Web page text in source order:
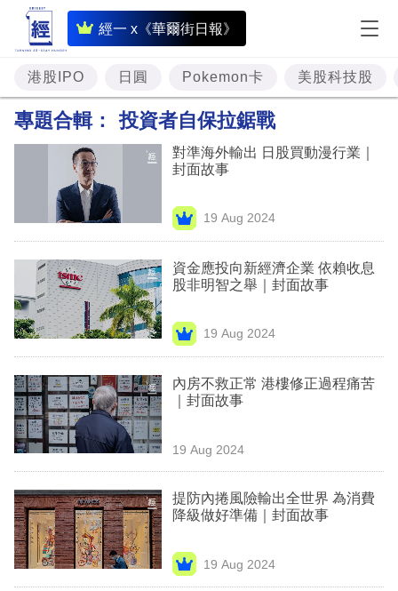
經一 x《華爾街日報》
即
時
財
經
投
資
樓
市
理
商
業
科
技
職
場
生
港股IPO 日圓 Pokemon卡 美股科技股
專題合輯： 投資者自保拉鋸戰
對準海外輸出 日股買動漫行業｜
封面故事
19 Aug 2024
資金應投向新經濟企業 依賴收息
股非明智之舉｜封面故事
19 Aug 2024
內房不救正常 港樓修正過程痛苦
｜封面故事
19 Aug 2024
提防內捲風險輸出全世界 為消費
降級做好準備｜封面故事
19 Aug 2024